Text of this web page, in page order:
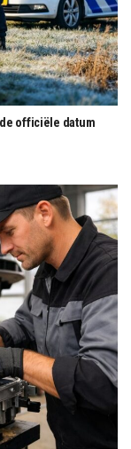
officiële datum